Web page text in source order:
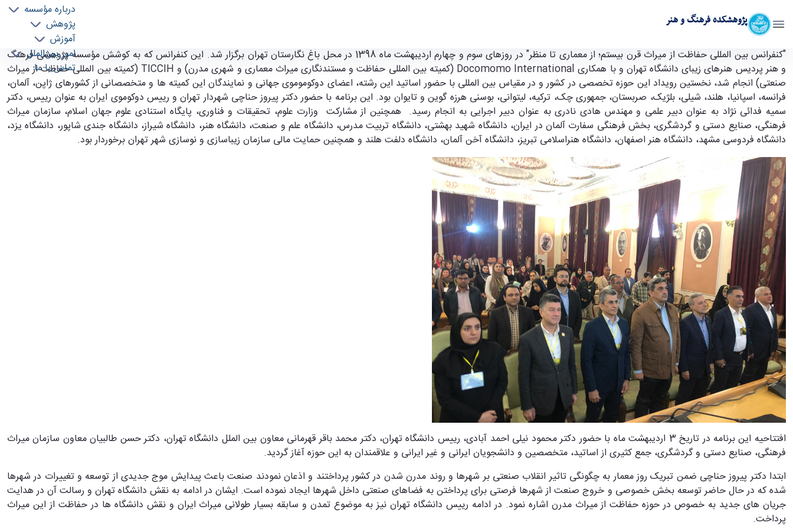
پژوهشکده فرهنگ و هنر
درباره مؤسسه
پژوهش
آموزش
امور بین‌الملل
تماس با ما
گزارش کنفرانس بین المللی حفاظت از میراث قرن بیستم؛ از معماری تا منظر برگزار شد. - پژوهشکده فرهنگ و هنر riculart"کنفرانس بین المللی حفاظت از میراث قرن بیستم؛ از معماری تا منظر" در روزهای سوم و چهارم اردیبهشت ماه 1398 در محل باغ نگارستان تهران برگزار شد. این کنفرانس که به کوشش مؤسسه پژوهشی فرهنگ
و هنر پردیس هنرهای زیبای دانشگاه تهران و با همکاری Docomomo International (کمیته بین المللی حفاظت و مستندنگاری میراث معماری و شهری مدرن) و TICCIH (کمیته بین المللی حفاظت از میراث
صنعتی) انجام شد، نخستین رویداد این حوزه تخصصی در کشور و در مقیاس بین المللی با حضور اساتید این رشته، اعضای دوکوموموی جهانی و نمایندگان این کمیته ها و متخصصانی از کشورهای ژاپن، آلمان،
فرانسه، اسپانیا، هلند، شیلی، بلژیک، صربستان، جمهوری چک، ترکیه، لیتوانی، بوسنی هرزه گوین و تایوان بود. این برنامه با حضور دکتر پیروز حناچی شهردار تهران و رییس دوکوموی ایران به عنوان رییس، دکتر
سمیه فدائی نژاد به عنوان دبیر علمی و مهندس هادی نادری به عنوان دبیر اجرایی به انجام رسید. همچنین از مشارکت وزارت علوم، تحقیقات و فناوری، پایگاه استنادی علوم جهان اسلام، سازمان میراث
فرهنگی، صنایع دستی و گردشگری، بخش فرهنگی سفارت آلمان در ایران، دانشگاه شهید بهشتی، دانشگاه تربیت مدرس، دانشگاه علم و صنعت، دانشگاه هنر، دانشگاه شیراز، دانشگاه جندی شاپور، دانشگاه یزد،
دانشگاه فردوسی مشهد، دانشگاه هنر اصفهان، دانشگاه هنراسلامی تبریز، دانشگاه آخن آلمان، دانشگاه دلفت هلند و همچنین حمایت مالی سازمان زیباسازی و نوسازی شهر تهران برخوردار بود.
افتتاحیه این برنامه در تاریخ 3 اردیبهشت ماه با حضور دکتر محمود نیلی احمد آبادی، رییس دانشگاه تهران، دکتر محمد باقر قهرمانی معاون بین الملل دانشگاه تهران، دکتر حسن طالبیان معاون سازمان میراث
فرهنگی، صنایع دستی و گردشگری، جمع کثیری از اساتید، متخصصین و دانشجویان ایرانی و غیر ایرانی و علاقمندان به این حوزه آغاز گردید.
ابتدا دکتر پیروز حناچی ضمن تبریک روز معمار به چگونگی تاثیر انقلاب صنعتی بر شهرها و روند مدرن شدن در کشور پرداختند و اذعان نمودند صنعت باعث پیدایش موج جدیدی از توسعه و تغییرات در شهرها
شده که در حال حاضر توسعه بخش خصوصی و خروج صنعت از شهرها فرصتی برای پرداختن به فضاهای صنعتی داخل شهرها ایجاد نموده است. ایشان در ادامه به نقش دانشگاه تهران و رسالت آن در هدایت
جریان های جدید به خصوص در حوزه حفاظت از میراث مدرن اشاره نمود. در ادامه رییس دانشگاه تهران نیز به موضوع تمدن و سابقه بسیار طولانی میراث ایران و نقش دانشگاه ها در حفاظت از این میراث
پرداخت.